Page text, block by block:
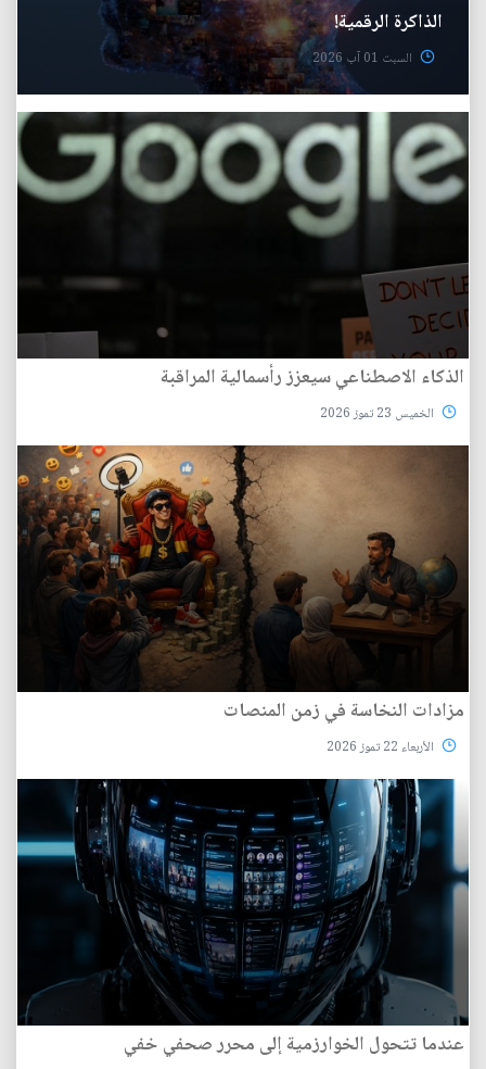
الذاكرة الرقمية!
السبت 01 آب 2026
الذكاء الاصطناعي سيعزز رأسمالية المراقبة
الخميس 23 تموز 2026
مزادات النخاسة في زمن المنصات
الأربعاء 22 تموز 2026
عندما تتحول الخوارزمية إلى محرر صحفي خفي